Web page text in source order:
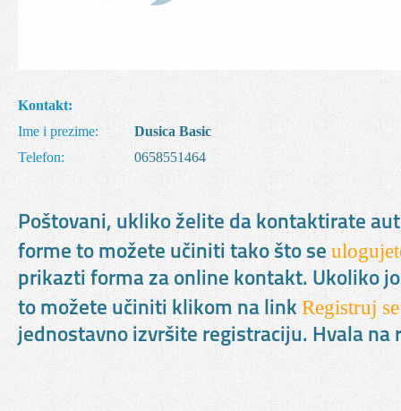
Kontakt:
Ime i prezime:
Dusica Basic
Telefon:
0658551464
Poštovani, ukliko želite da kontaktirate
forme to možete učiniti tako što se
prikazti forma za online kontakt. Ukoliko
to možete učiniti klikom na linkRegistruj se
jednostavno izvršite registraciju. Hvala na